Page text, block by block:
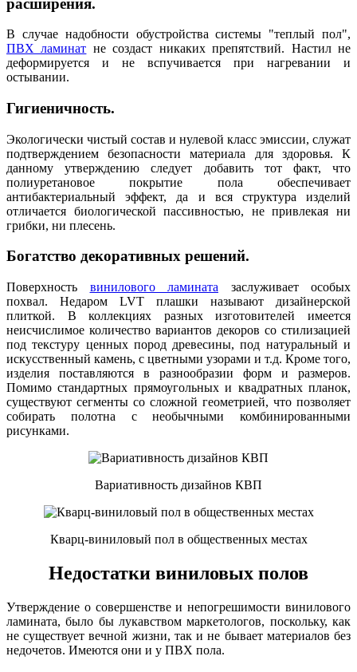
В случае надобности обустройства системы "теплый пол",
ПВХ ламинат не создаст никаких препятствий. Настил не
деформируется и не вспучивается при нагревании и
остывании.
Гигиеничность.
Экологически чистый состав и нулевой класс эмиссии, служат
подтверждением безопасности материала для здоровья. К
данному утверждению следует добавить тот факт, что
полиуретановое покрытие пола обеспечивает
антибактериальный эффект, да и вся структура изделий
отличается биологической пассивностью, не привлекая ни
грибки, ни плесень.
Богатство декоративных решений.
Поверхность винилового ламината заслуживает особых
похвал. Недаром LVT плашки называют дизайнерской
плиткой. В коллекциях разных изготовителей имеется
неисчислимое количество вариантов декоров со стилизацией
под текстуру ценных пород древесины, под натуральный и
искусственный камень, с цветными узорами и т.д. Кроме того,
изделия поставляются в разнообразии форм и размеров.
Помимо стандартных прямоугольных и квадратных планок,
существуют сегменты со сложной геометрией, что позволяет
собирать полотна с необычными комбинированными
рисунками.
Вариативность дизайнов КВП
Кварц-виниловый пол в общественных местах
Недостатки виниловых полов
Утверждение о совершенстве и непогрешимости винилового
ламината, было бы лукавством маркетологов, поскольку, как
не существует вечной жизни, так и не бывает материалов без
недочетов. Имеются они и у ПВХ пола.